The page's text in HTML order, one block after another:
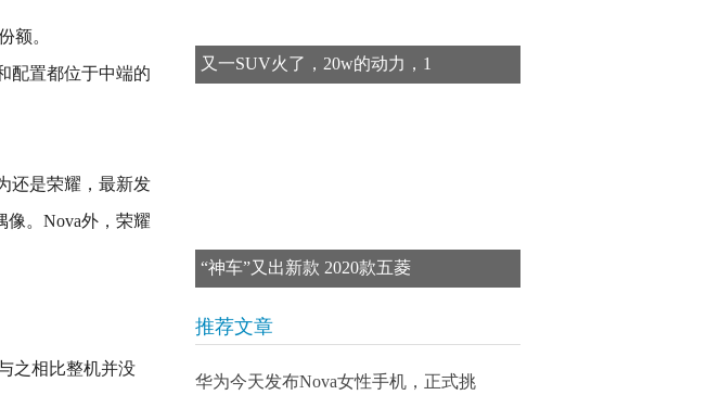
额。
配置都位于中端的
还是荣耀，最新发
。Nova外，荣耀
之相比整机并没
又一SUV火了，20w的动力，1
“神车”又出新款 2020款五菱
推荐文章
华为今天发布Nova女性手机，正式挑